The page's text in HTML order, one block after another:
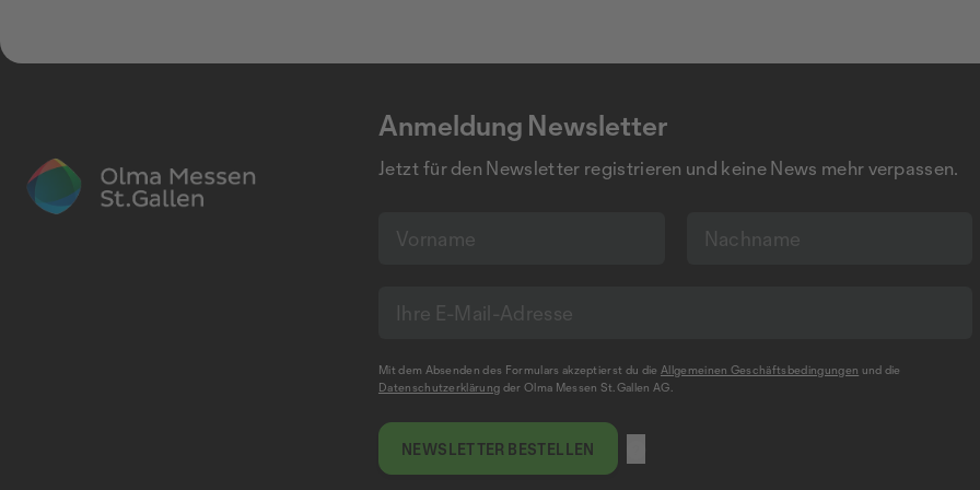
Anmeldung Newsletter
Jetzt für den Newsletter registrieren und keine News mehr verpassen.
Mit dem Absenden des Formulars akzeptierst du die Allgemeinen Geschäftsbedingungen und die
Datenschutzerklärung der Olma Messen St.Gallen AG.
NEWSLETTER BESTELLEN